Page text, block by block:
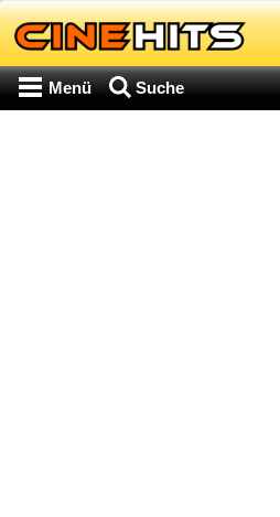
Menü Suche